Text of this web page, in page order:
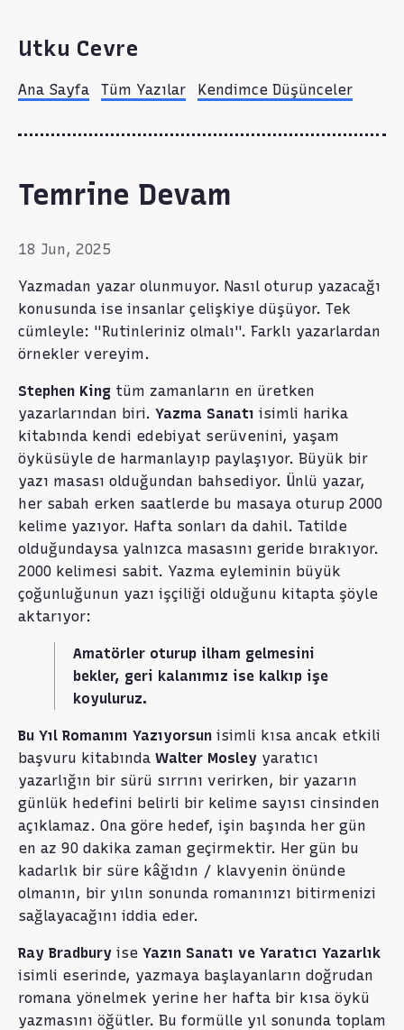
Utku Cevre
Ana Sayfa Tüm Yazılar Kendimce Düşünceler
Temrine Devam
18 Jun, 2025
Yazmadan yazar olunmuyor. Nasıl oturup yazacağı
konusunda ise insanlar çelişkiye düşüyor. Tek
cümleyle: "Rutinleriniz olmalı". Farklı yazarlardan
örnekler vereyim.
Stephen King tüm zamanların en üretken
yazarlarından biri. Yazma Sanatı isimli harika
kitabında kendi edebiyat serüvenini, yaşam
öyküsüyle de harmanlayıp paylaşıyor. Büyük bir
yazı masası olduğundan bahsediyor. Ünlü yazar,
her sabah erken saatlerde bu masaya oturup 2000
kelime yazıyor. Hafta sonları da dahil. Tatilde
olduğundaysa yalnızca masasını geride bırakıyor.
2000 kelimesi sabit. Yazma eyleminin büyük
çoğunluğunun yazı işçiliği olduğunu kitapta şöyle
aktarıyor:
Amatörler oturup ilham gelmesini
bekler, geri kalanımız ise kalkıp işe
koyuluruz.
Bu Yıl Romanını Yazıyorsun isimli kısa ancak etkili
başvuru kitabında Walter Mosley yaratıcı
yazarlığın bir sürü sırrını verirken, bir yazarın
günlük hedefini belirli bir kelime sayısı cinsinden
açıklamaz. Ona göre hedef, işin başında her gün
en az 90 dakika zaman geçirmektir. Her gün bu
kadarlık bir süre kâğıdın / klavyenin önünde
olmanın, bir yılın sonunda romanınızı bitirmenizi
sağlayacağını iddia eder.
Ray Bradbury ise Yazın Sanatı ve Yaratıcı Yazarlık
isimli eserinde, yazmaya başlayanların doğrudan
romana yönelmek yerine her hafta bir kısa öykü
yazmasını öğütler. Bu formülle yıl sonunda toplam